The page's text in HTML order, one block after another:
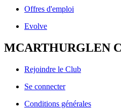
Offres d'emploi
Evolve
MCARTHURGLEN
Rejoindre le Club
Se connecter
Conditions générales